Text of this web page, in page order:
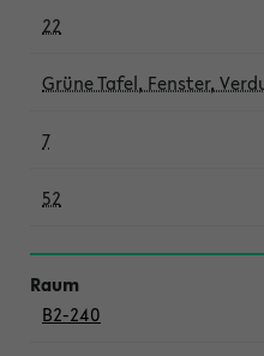
22
Grüne Tafel, Fenster,
7
52
B2-240